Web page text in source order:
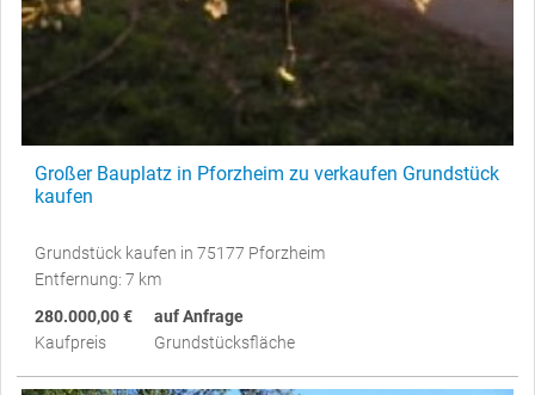
Großer Bauplatz in Pforzheim zu verkaufen Grundstück
kaufen
Grundstück kaufen in 75177 Pforzheim
Entfernung: 7 km
280.000,00 €
Kaufpreis
auf Anfrage
Grundstücksfläche